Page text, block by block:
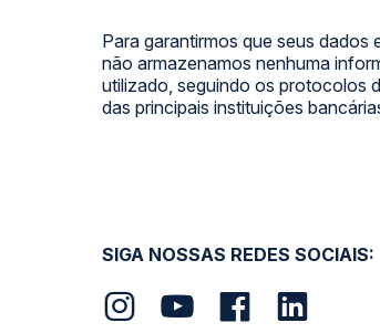
Para garantirmos que seus dados
não armazenamos nenhuma
utilizado, seguindo os protocolos
das principais instituições
SIGA NOSSAS REDES SOCIAIS: